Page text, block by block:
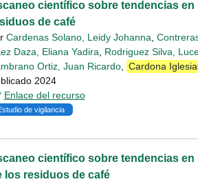
científico sobre tendencias
de café
Cardenas Solano, Leidy Johanna
Daza, Eliana Yadira
Rodriguez Silva,
Ortiz, Juan Ricardo
Cardona
2024
Enlace del recurso
de vigilancia
científico sobre tendencias
los residuos de café